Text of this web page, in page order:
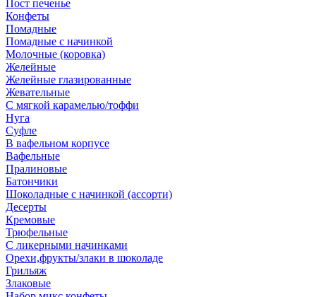
Пост печенье
Конфеты
Помадные
Помадные с начинкой
Молочные (коровка)
Желейные
Желейные глазированные
Жевательные
С мягкой карамелью/тоффи
Нуга
Суфле
В вафельном корпусе
Вафельные
Пралиновые
Батончики
Шоколадные с начинкой (ассорти)
Десерты
Кремовые
Трюфельные
С ликерными начинками
Орехи,фрукты/злаки в шоколаде
Грильяж
Злаковые